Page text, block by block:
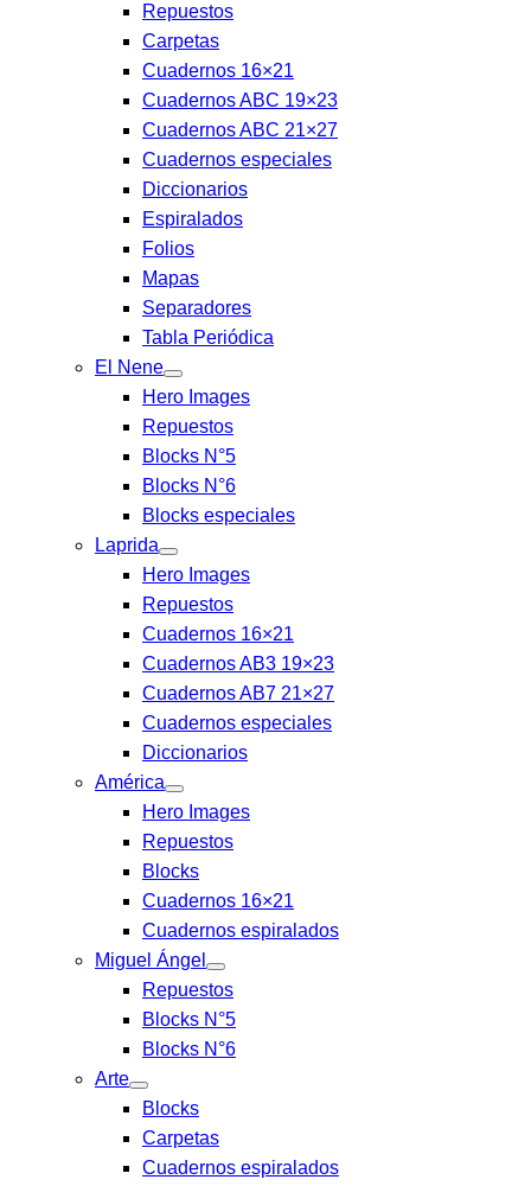
Repuestos
Carpetas
Cuadernos 16×21
Cuadernos ABC 19×23
Cuadernos ABC 21×27
Cuadernos especiales
Diccionarios
Espiralados
Folios
Mapas
Separadores
Tabla Periódica
El Nene
Hero Images
Repuestos
Blocks N°5
Blocks N°6
Blocks especiales
Laprida
Hero Images
Repuestos
Cuadernos 16×21
Cuadernos AB3 19×23
Cuadernos AB7 21×27
Cuadernos especiales
Diccionarios
América
Hero Images
Repuestos
Blocks
Cuadernos 16×21
Cuadernos espiralados
Miguel Ángel
Repuestos
Blocks N°5
Blocks N°6
Arte
Blocks
Carpetas
Cuadernos espiralados